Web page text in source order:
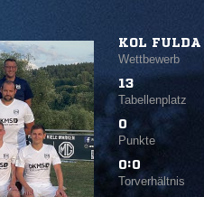
KOL FULDA
Wettbewerb
13
Tabellenplatz
0
Punkte
0:0
Torverhältnis